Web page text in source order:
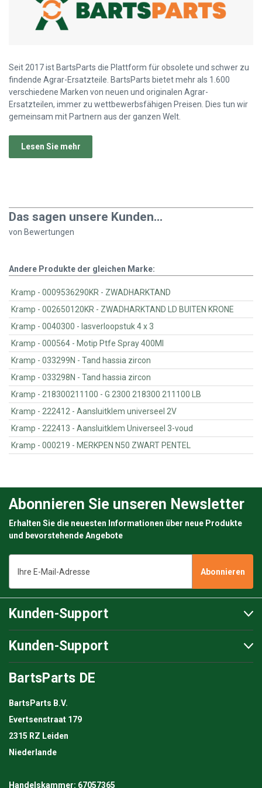
Seit 2017 ist BartsParts die Plattform für obsolete und schwer zu
findende Agrar-Ersatzteile. BartsParts bietet mehr als 1.600
verschiedene Marken von neuen und originalen Agrar-
Ersatzteilen, immer zu wettbewerbsfähigen Preisen. Dies tun wir
gemeinsam mit Partnern aus der ganzen Welt.
Lesen Sie mehr
Das sagen unsere Kunden...
von Bewertungen
Andere Produkte der gleichen Marke:
Kramp - 0009536290KR - ZWADHARKTAND
Kramp - 002650120KR - ZWADHARKTAND LD BUITEN KRONE
Kramp - 0040300 - lasverloopstuk 4 x 3
Kramp - 000564 - Motip Ptfe Spray 400Ml
Kramp - 033299N - Tand hassia zircon
Kramp - 033298N - Tand hassia zircon
Kramp - 218300211100 - G 2300 218300 211100 LB
Kramp - 222412 - Aansluitklem universeel 2V
Kramp - 222413 - Aansluitklem Universeel 3-voud
Kramp - 000219 - MERKPEN N50 ZWART PENTEL
Abonnieren Sie unseren Newsletter
Erhalten Sie die neuesten Informationen über neue Produkte
und bevorstehende Angebote
Mail-
Adresse
Kunden-Support
Kunden-Support
BartsParts DE
BartsParts B.V.
Evertsenstraat 179
2315 RZ Leiden
Niederlande
Handelskammer: 67057365